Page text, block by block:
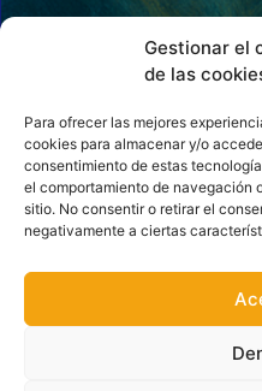
Gestionar el
de las
Para ofrecer las mejores
cookies para almacenar y/o
consentimiento de estas
el comportamiento de navegación
sitio. No consentir o retirar el
negativamente a ciertas